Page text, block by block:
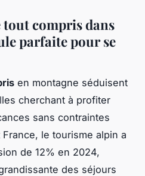
tout compris dans
parfaite pour se
en montagne séduisent
cherchant à profiter
sans contraintes
le tourisme alpin a
de 12% en 2024,
des séjours